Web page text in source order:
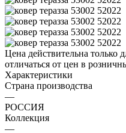
Цена действительна только
отличаться от цен в
Характеристики
Страна производства
—
РОССИЯ
Коллекция
—